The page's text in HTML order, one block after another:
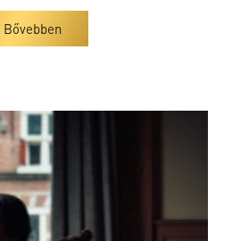
Bővebben